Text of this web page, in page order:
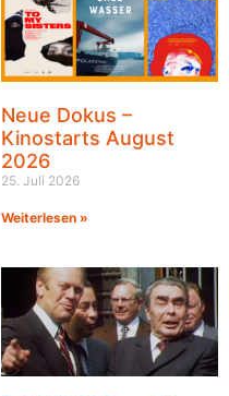
Neue Dokus –
Kinostarts August
2026
25. Juli 2026
Weiterlesen »